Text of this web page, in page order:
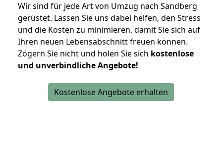
Wir sind für jede Art von Umzug nach Sandberg
gerüstet. Lassen Sie uns dabei helfen, den Stress
und die Kosten zu minimieren, damit Sie sich auf
Ihren neuen Lebensabschnitt freuen können.
Zögern Sie nicht und holen Sie sich kostenlose
und unverbindliche Angebote!
Kostenlose Angebote erhalten